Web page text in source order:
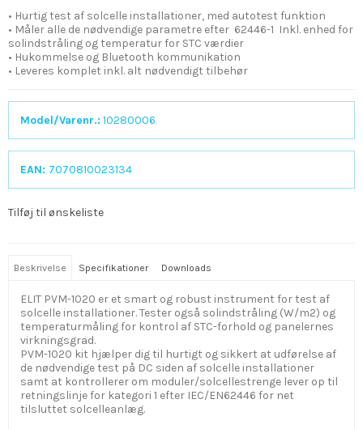
• Hurtig test af solcelle installationer, med autotest funktion
• Måler alle de nødvendige parametre efter 62446-1 Inkl. enhed for
solindstråling og temperatur for STC værdier
• Hukommelse og Bluetooth kommunikation
• Leveres komplet inkl. alt nødvendigt tilbehør
Model/Varenr.: 10280006
EAN: 7070810023134
Tilføj til ønskeliste
Beskrivelse Specifikationer Downloads
ELIT PVM-1020 er et smart og robust instrument for test af
solcelle installationer. Tester også solindstråling (W/m2) og
temperaturmåling for kontrol af STC-forhold og panelernes
virkningsgrad.
PVM-1020 kit hjælper dig til hurtigt og sikkert at udførelse af
de nødvendige test på DC siden af solcelle installationer
samt at kontrollerer om moduler/solcellestrenge lever op til
retningslinje for kategori 1 efter IEC/EN62446 for net
tilsluttet solcelleanlæg.